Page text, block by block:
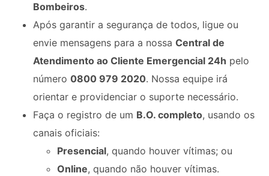
Bombeiros.
Após garantir a segurança de todos, ligue ou
envie mensagens para a nossa Central de
Atendimento ao Cliente Emergencial 24h pelo
número 0800 979 2020. Nossa equipe irá
orientar e providenciar o suporte necessário.
Faça o registro de um B.O. completo, usando os
canais oficiais:
Presencial, quando houver vítimas; ou
Online, quando não houver vítimas.